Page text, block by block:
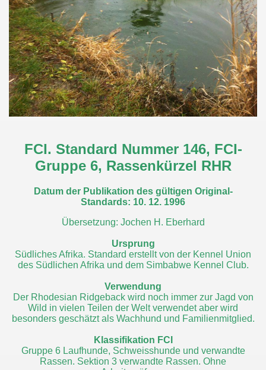
FCI. Standard Nummer 146, FCI-
Gruppe 6, Rassenkürzel RHR
Datum der Publikation des gültigen Original-
Standards: 10. 12. 1996
Übersetzung: Jochen H. Eberhard
Ursprung
Südliches Afrika. Standard erstellt von der Kennel Union
des Südlichen Afrika und dem Simbabwe Kennel Club.
Verwendung
Der Rhodesian Ridgeback wird noch immer zur Jagd von
Wild in vielen Teilen der Welt verwendet aber wird
besonders geschätzt als Wachhund und Familienmitglied.
Klassifikation FCI
Gruppe 6 Laufhunde, Schweisshunde und verwandte
Rassen. Sektion 3 verwandte Rassen. Ohne